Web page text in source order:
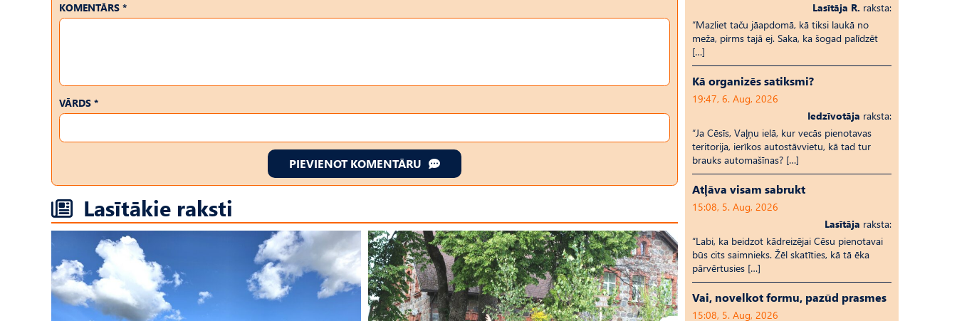
KOMENTĀRS *
VĀRDS *
PIEVIENOT KOMENTĀRU
Lasītākie raksti
Lasītāja R. raksta:
“Mazliet taču jāapdomā, kā tiksi laukā no
meža, pirms tajā ej. Saka, ka šogad palīdzēt
[…]
Kā organizēs satiksmi?
19:47, 6. Aug, 2026
Iedzīvotāja raksta:
“Ja Cēsīs, Vaļņu ielā, kur vecās pienotavas
teritorija, ierīkos autostāvvietu, kā tad tur
brauks automašīnas? […]
Atļāva visam sabrukt
15:08, 5. Aug, 2026
Lasītāja raksta:
“Labi, ka beidzot kādreizējai Cēsu pienotavai
būs cits saimnieks. Žēl skatīties, kā tā ēka
pārvērtusies […]
Vai, novelkot formu, pazūd prasmes
15:08, 5. Aug, 2026